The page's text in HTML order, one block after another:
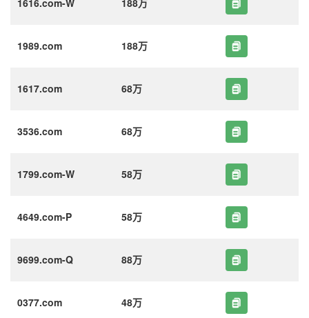
1989.com 188万
1617.com 68万
3536.com 68万
1799.com-W 58万
4649.com-P 58万
9699.com-Q 88万
0377.com 48万